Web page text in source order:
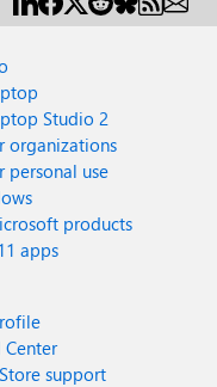
Studio 2
organizations
personal use
products
apps
support